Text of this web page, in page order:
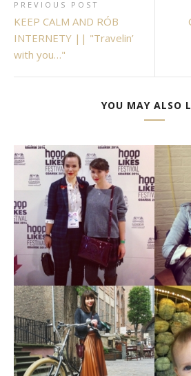
PREVIOUS POST
KEEP CALM AND RÓB
INTERNETY || "Travelin’
with you…"
YOU MAY ALSO